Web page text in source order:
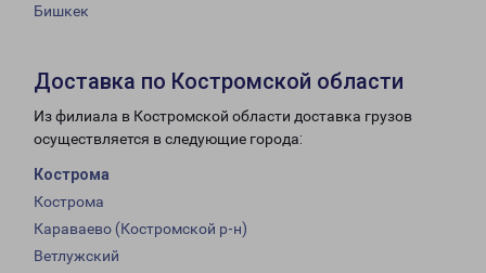
Бишкек
Доставка по Костромской области
Из филиала в Костромской области доставка грузов
осуществляется в следующие города:
Кострома
Кострома
Караваево (Костромской р-н)
Ветлужский